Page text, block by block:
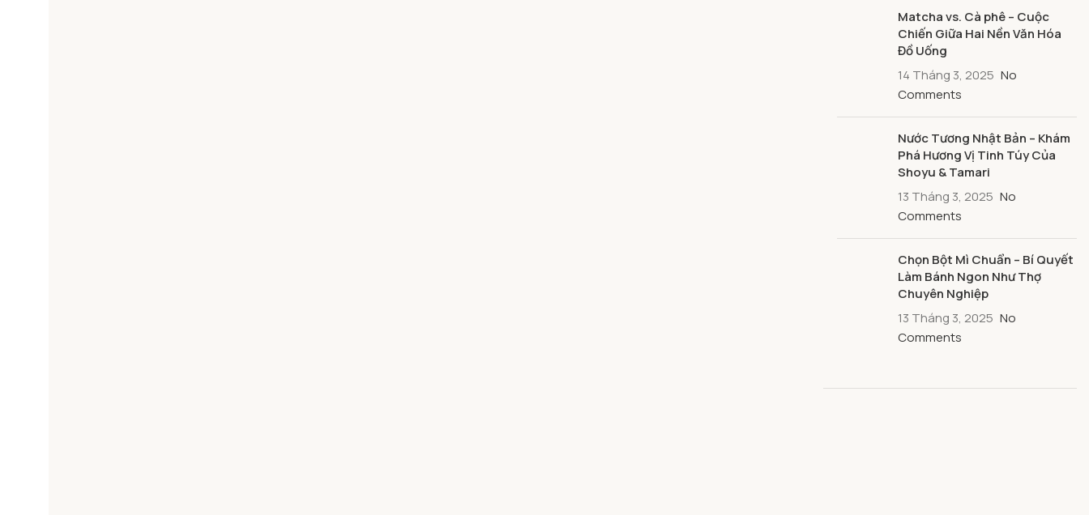
Matcha vs. Cà phê – Cuộc
Chiến Giữa Hai Nền Văn Hóa
Đồ Uống
14 Tháng 3, 2025 No
Comments
Nước Tương Nhật Bản – Khám
Phá Hương Vị Tinh Túy Của
Shoyu & Tamari
13 Tháng 3, 2025 No
Comments
Chọn Bột Mì Chuẩn – Bí Quyết
Làm Bánh Ngon Như Thợ
Chuyên Nghiệp
13 Tháng 3, 2025 No
Comments